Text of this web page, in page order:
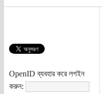
OpenID ব্যবহার করে লগইন
করুন: